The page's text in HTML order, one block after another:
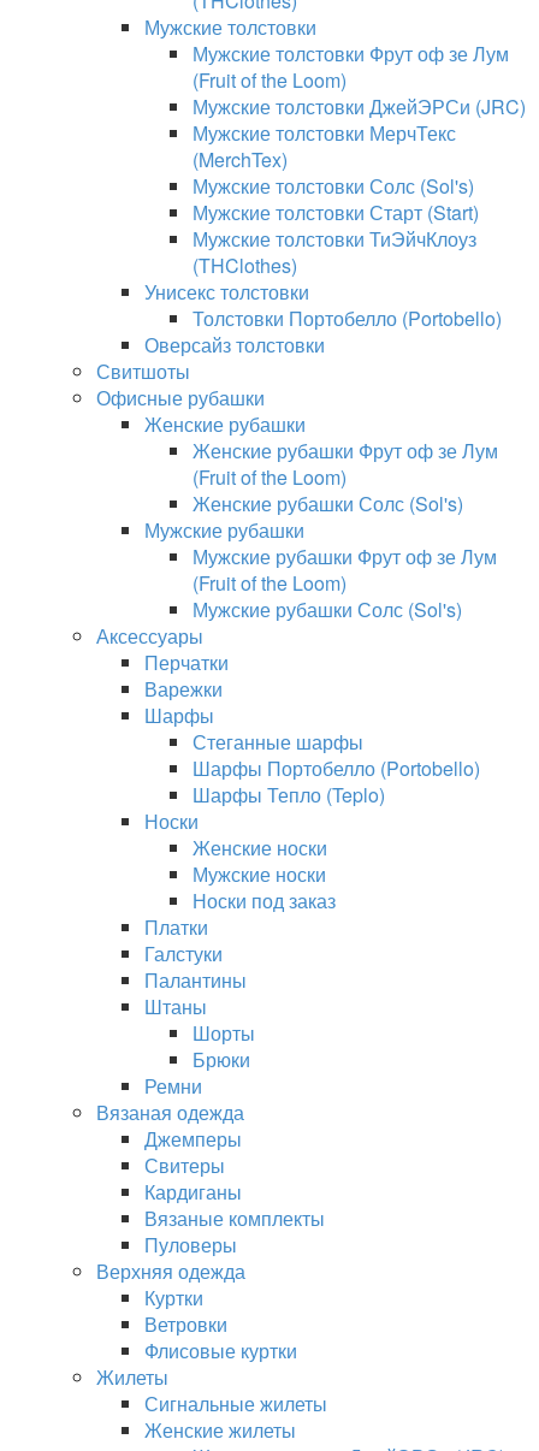
Мужские толстовки
Мужские толстовки Фрут оф зе Лум
(Fruit of the Loom)
Мужские толстовки ДжейЭРСи (JRC)
Мужские толстовки МерчТекс
(MerchTex)
Мужские толстовки Солс (Sol's)
Мужские толстовки Старт (Start)
Мужские толстовки ТиЭйчКлоуз
(THClothes)
Унисекс толстовки
Толстовки Портобелло (Portobello)
Оверсайз толстовки
Свитшоты
Офисные рубашки
Женские рубашки
Женские рубашки Фрут оф зе Лум
(Fruit of the Loom)
Женские рубашки Солс (Sol's)
Мужские рубашки
Мужские рубашки Фрут оф зе Лум
(Fruit of the Loom)
Мужские рубашки Солс (Sol's)
Аксессуары
Перчатки
Варежки
Шарфы
Стеганные шарфы
Шарфы Портобелло (Portobello)
Шарфы Тепло (Teplo)
Носки
Женские носки
Мужские носки
Носки под заказ
Платки
Галстуки
Палантины
Штаны
Шорты
Брюки
Ремни
Вязаная одежда
Джемперы
Свитеры
Кардиганы
Вязаные комплекты
Пуловеры
Верхняя одежда
Куртки
Ветровки
Флисовые куртки
Жилеты
Сигнальные жилеты
Женские жилеты